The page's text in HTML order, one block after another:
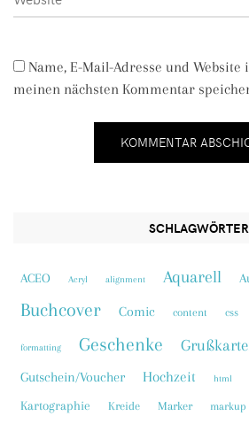
Name, E-Mail-Adresse und
meinen nächsten Kommentar
SCHLAGWÖRTER
ACEO Acryl alignment Aquarell
Buchcover Comic content css
formatting Geschenke
Gutschein/Voucher Hochzeit html
Kartographie Kreide Marker markup